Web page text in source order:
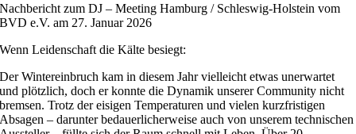
Nachbericht zum DJ – Meeting Hamburg / Schleswig-Holstein vom
BVD e.V. am 27. Januar 2026
Wenn Leidenschaft die Kälte besiegt:
Der Wintereinbruch kam in diesem Jahr vielleicht etwas unerwartet
und plötzlich, doch er konnte die Dynamik unserer Community nicht
bremsen. Trotz der eisigen Temperaturen und vielen kurzfristigen
Absagen – darunter bedauerlicherweise auch von unserem technischen